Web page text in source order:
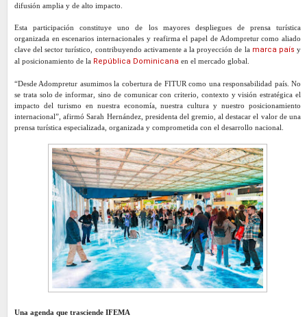
difusión amplia y de alto impacto.
Esta participación constituye uno de los mayores despliegues de prensa turística
organizada en escenarios internacionales y reafirma el papel de Adompretur como aliado
clave del sector turístico, contribuyendo activamente a la proyección de la marca país y
al posicionamiento de la República Dominicana en el mercado global.
“Desde Adompretur asumimos la cobertura de FITUR como una responsabilidad país. No
se trata solo de informar, sino de comunicar con criterio, contexto y visión estratégica el
impacto del turismo en nuestra economía, nuestra cultura y nuestro posicionamiento
internacional”, afirmó Sarah Hernández, presidenta del gremio, al destacar el valor de una
prensa turística especializada, organizada y comprometida con el desarrollo nacional.
Una agenda que trasciende IFEMA